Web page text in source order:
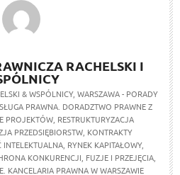
RACHELSKI I
& WSPÓLNICY, WARSZAWA - PORADY
PRAWNA. DORADZTWO PRAWNE Z
PROJEKTÓW, RESTRUKTURYZACJA
PRZEDSIĘBIORSTW, KONTRAKTY
RYNEK KAPITAŁOWY,
KONKURENCJI, FUZJE I PRZEJĘCIA,
KANCELARIA PRAWNA W WARSZAWIE